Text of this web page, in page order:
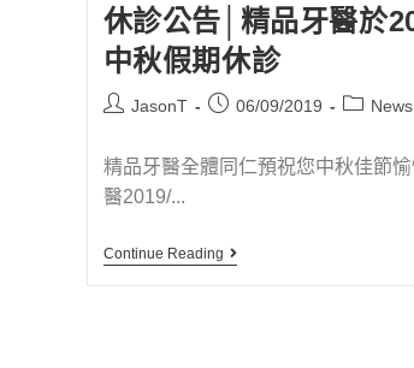
休診公告│精品牙醫於
中秋假期休診
JasonT 06/09/2019 News
精品牙醫全體同仁預祝您中秋佳節
醫2019/...
Continue Reading